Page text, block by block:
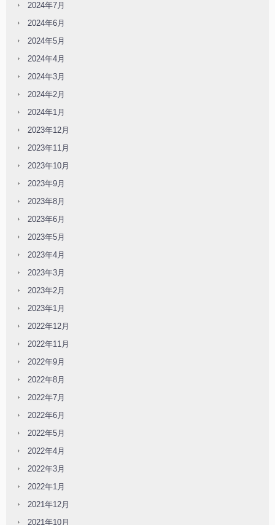
2024年7月
2024年6月
2024年5月
2024年4月
2024年3月
2024年2月
2024年1月
2023年12月
2023年11月
2023年10月
2023年9月
2023年8月
2023年6月
2023年5月
2023年4月
2023年3月
2023年2月
2023年1月
2022年12月
2022年11月
2022年9月
2022年8月
2022年7月
2022年6月
2022年5月
2022年4月
2022年3月
2022年1月
2021年12月
2021年10月